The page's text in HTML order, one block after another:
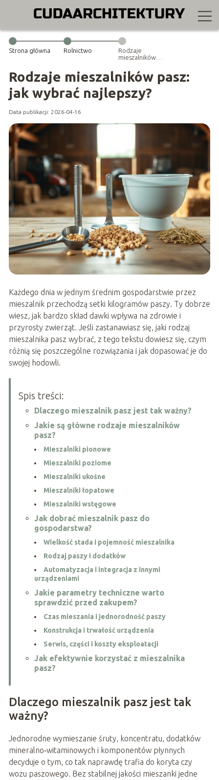
Strona główna Rolnictwo
Rodzaje
mieszalników
najlepszy?
Rodzaje mieszalników pasz:
jak wybrać najlepszy?
Data publikacji: 2026-04-16
Każdego dnia w jednym średnim gospodarstwie przez
mieszalnik przechodzą setki kilogramów paszy. Ty dobrze
wiesz, jak bardzo skład dawki wpływa na zdrowie i
przyrosty zwierząt. Jeśli zastanawiasz się, jaki rodzaj
mieszalnika pasz wybrać, z tego tekstu dowiesz się, czym
różnią się poszczególne rozwiązania i jak dopasować je do
swojej hodowli.
Spis treści:
Dlaczego mieszalnik pasz jest tak ważny?
Jakie są główne rodzaje mieszalników
pasz?
Mieszalniki pionowe
Mieszalniki poziome
Mieszalniki ukośne
Mieszalniki łopatowe
Mieszalniki wstęgowe
Jak dobrać mieszalnik pasz do
gospodarstwa?
Wielkość stada i pojemność mieszalnika
Rodzaj paszy i dodatków
Automatyzacja i integracja z innymi
urządzeniami
Jakie parametry techniczne warto
sprawdzić przed zakupem?
Czas mieszania i jednorodność paszy
Konstrukcja i trwałość urządzenia
Serwis, części i koszty eksploatacji
Jak efektywnie korzystać z mieszalnika
pasz?
Dlaczego mieszalnik pasz jest tak
ważny?
Jednorodne wymieszanie śruty, koncentratu, dodatków
mineralno‑witaminowych i komponentów płynnych
decyduje o tym, co tak naprawdę trafia do koryta czy
wozu paszowego. Bez stabilnej jakości mieszanki jedne